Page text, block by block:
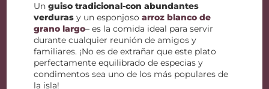
Unguiso tradicional-con abundantes
verduras y un esponjosoarroz blanco de
grano largo– es la comida ideal para servir
durante cualquier reunión de amigos y
familiares. ¡No es de extrañar que este plato
perfectamente equilibrado de especias y
condimentos sea uno de los más populares de
la isla!